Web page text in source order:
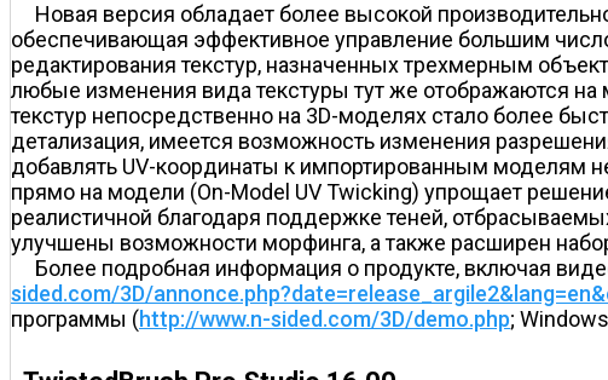
Новая версия обладает более высокой
обеспечивающая эффективное управление большим
редактирования текстур, назначенных трехмерным
любые изменения вида текстуры тут же отображаются
текстур непосредственно на 3D-моделях стало более
детализация, имеется возможность изменения
добавлять UV-координаты к импортированным моделям
прямо на модели (On-Model UV Twicking) упрощает
реалистичной благодаря поддержке теней,
улучшены возможности морфинга, а также расширен
Более подробная информация о продукте, включая
sided.com/3D/
программы (http://www.n-sided.com/3D/demo.php;